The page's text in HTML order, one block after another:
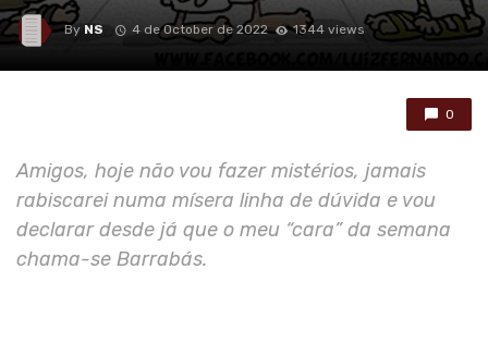
By NS 4 de October de 2022 1344 views
0
Amigos, hoje não vou fazer mistérios, jamais
rabiscarei numa mísera linha de dúvida e vou
declarar desde já que o meu “cara” da semana
chama-se Barrabás.